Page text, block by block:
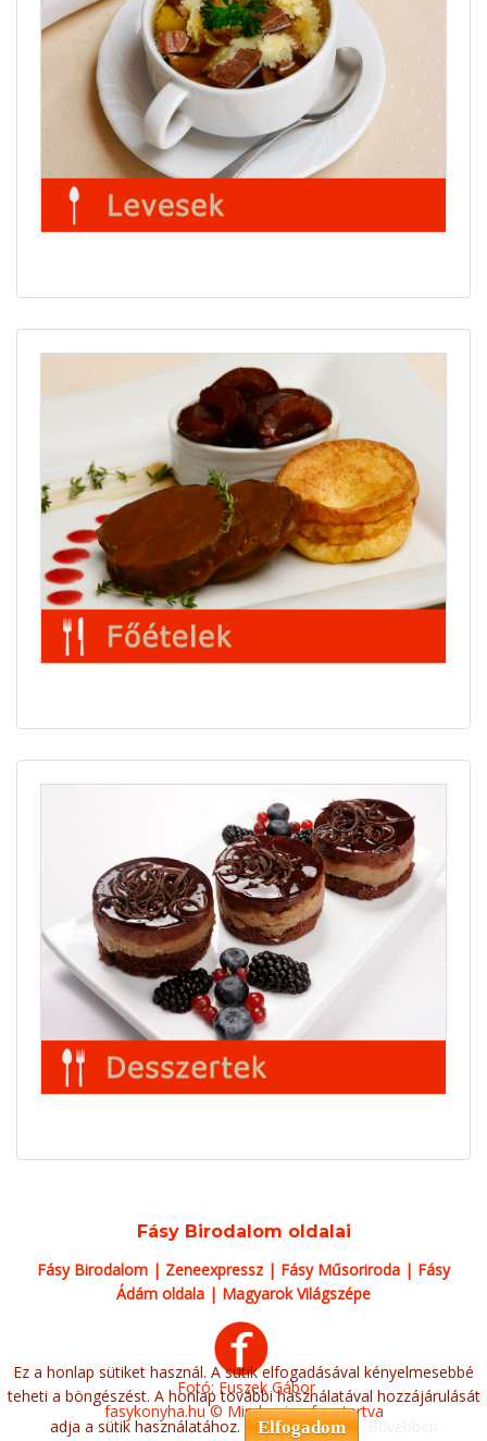
Fásy Birodalom oldalai
Fásy Birodalom | Zeneexpressz| Fásy Műsoriroda | Fásy
Ádám oldala | Magyarok Világszépe
Fotó: Fuszek Gábor
fasykonyha.hu © Minden jog fenntartva
Ez a honlap sütiket használ. A sütik elfogadásával kényelmesebbé
teheti a böngészést. A honlap további használatával hozzájárulását
adja a sütik használatához.
Elfogadom